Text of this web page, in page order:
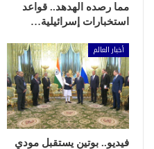
مما رصده الهدهد.. قواعد
استخبارات إسرائيلية…
أخبار العالم
فيديو.. بوتين يستقبل مودي